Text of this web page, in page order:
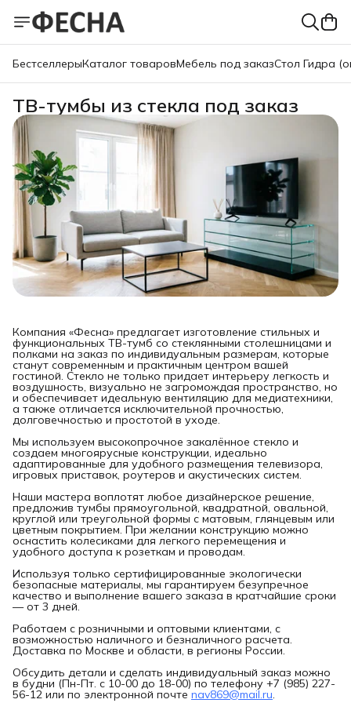
БестселлерыКаталог товаровМебель под заказСтол Гидра
ТВ-тумбы из стекла под заказ
Компания «Фесна» предлагает изготовление стильных и
функциональных ТВ-тумб со стеклянными столешницами и
полками на заказ по индивидуальным размерам, которые
станут современным и практичным центром вашей
гостиной. Стекло не только придает интерьеру легкость и
воздушность, визуально не загромождая пространство, но
и обеспечивает идеальную вентиляцию для медиатехники,
а также отличается исключительной прочностью,
долговечностью и простотой в уходе.
Мы используем высокопрочное закалённое стекло и
создаем многоярусные конструкции, идеально
адаптированные для удобного размещения телевизора,
игровых приставок, роутеров и акустических систем.
Наши мастера воплотят любое дизайнерское решение,
предложив тумбы прямоугольной, квадратной, овальной,
круглой или треугольной формы с матовым, глянцевым или
цветным покрытием. При желании конструкцию можно
оснастить колесиками для легкого перемещения и
удобного доступа к розеткам и проводам.
Используя только сертифицированные экологически
безопасные материалы, мы гарантируем безупречное
качество и выполнение вашего заказа в кратчайшие сроки
— от 3 дней.
Работаем с розничными и оптовыми клиентами, с
возможностью наличного и безналичного расчета.
Доставка по Москве и области, в регионы России.
Обсудить детали и сделать индивидуальный заказ можно
в будни (Пн-Пт. с 10-00 до 18-00) по телефону +7 (985) 227-
56-12 или по электронной почте nav869@mail.ru.